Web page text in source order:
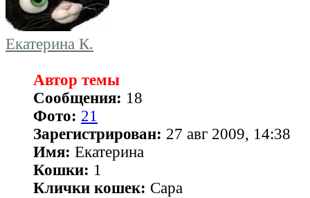
Екатерина К.
Автор темы
Сообщения: 18
Фото: 21
Зарегистрирован: 27 авг 2009, 14:38
Имя: Екатерина
Кошки: 1
Клички кошек: Сара